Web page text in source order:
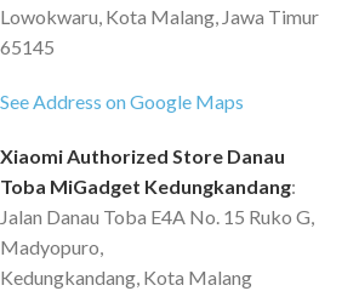
deerma DX600 ini juga dapat
barang-barang dan langit-langit
Side Spin Cleaner Design Vacuum
cleaner ini kepala yang dapat
bergerak menyamping sehingga Anda
dapat membersihkan kotoran pada
kolong-kolong sofa, meja dan sudut
Lowokwaru, Kota Malang, Jawa Timur
65145
See Address on Google Maps
Xiaomi Authorized Store Danau
Toba MiGadget Kedungkandang:
Jalan Danau Toba E4A No. 15 Ruko G,
Madyopuro,
Kedungkandang, Kota Malang